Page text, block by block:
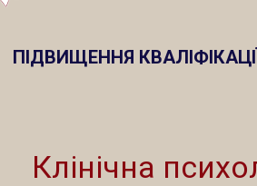
ПІДВИЩЕННЯ
Клінічна